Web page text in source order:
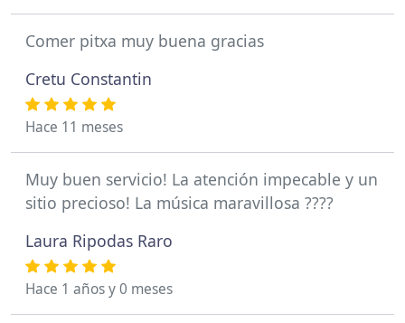
Comer pitxa muy buena gracias
Cretu Constantin
Hace 11 meses
Muy buen servicio! La atención impecable y un
sitio precioso! La música maravillosa ????
Laura Ripodas Raro
Hace 1 años y 0 meses